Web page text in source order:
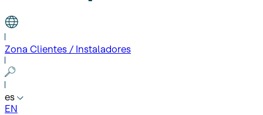
Zona Clientes / Instaladores
es
EN